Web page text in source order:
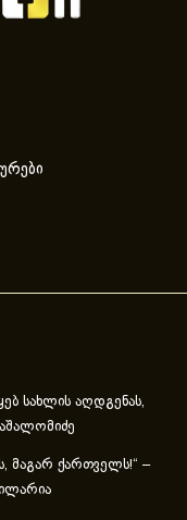
სახლის აღდგენას,
მაგარ ქართველს!“ –